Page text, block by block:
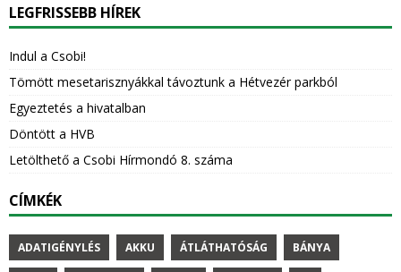
LEGFRISSEBB HÍREK
Indul a Csobi!
Tömött mesetarisznyákkal távoztunk a Hétvezér parkból
Egyeztetés a hivatalban
Döntött a HVB
Letölthető a Csobi Hírmondó 8. száma
CÍMKÉK
ADATIGÉNYLÉS AKKU ÁTLÁTHATÓSÁG BÁNYA